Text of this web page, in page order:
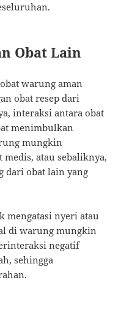
Obat Lain
warung aman
obat resep dari
interaksi antara obat
menimbulkan
mungkin
atau sebaliknya,
dari obat lain yang
mengatasi nyeri atau
di warung mungkin
negatif
sehingga